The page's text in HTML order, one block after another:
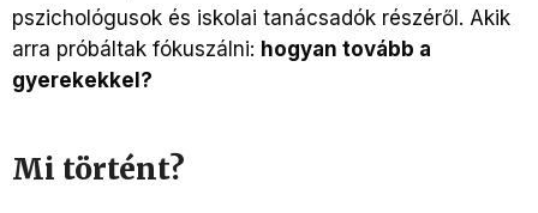
pszichológusok és iskolai tanácsadók részéről. Akik
arra próbáltak fókuszálni: hogyan tovább a
gyerekekkel?
Mi történt?